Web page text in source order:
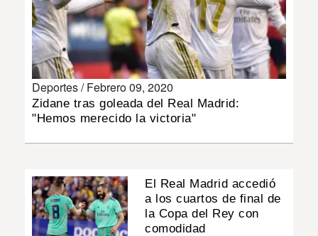
Deportes /Febrero 09, 2020
Zidane tras goleada del Real Madrid:
"Hemos merecido la victoria"
El Real Madrid accedió
a los cuartos de final de
la Copa del Rey con
comodidad